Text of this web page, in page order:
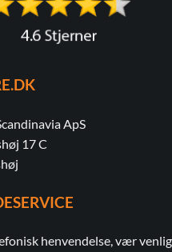
ApS
17 C
henvendelse, vær